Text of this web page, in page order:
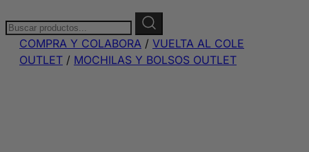
Buscar:
COMPRA Y COLABORA / VUELTA AL COLE
OUTLET / MOCHILAS Y BOLSOS OUTLET